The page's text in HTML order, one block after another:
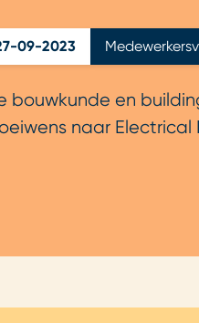
09-2023
bouwkunde en
naar